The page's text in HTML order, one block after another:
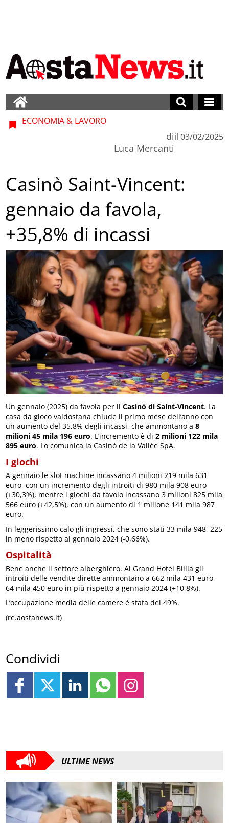
ECONOMIA & LAVORO
di
Luca Mercanti
il 03/02/2025
Casinò Saint-Vincent:
gennaio da favola,
+35,8% di incassi
Un gennaio (2025) da favola per ilCasinò di Saint-Vincent. La
casa da gioco valdostana chiude il primo mese dell’anno con
un aumento del 35,8% degli incassi, che ammontano a8
milioni 45 mila 196 euro. L’incremento è di 2 milioni 122 mila
895 euro. Lo comunica la Casinò de la Vallée SpA.
I giochi
A gennaio le slot machine incassano 4 milioni 219 mila 631
euro, con un incremento degli introiti di 980 mila 908 euro
(+30,3%), mentre i giochi da tavolo incassano 3 milioni 825 mila
566 euro (+42,5%), con un aumento di 1 milione 141 mila 987
euro.
In leggerissimo calo gli ingressi, che sono stati 33 mila 948, 225
in meno rispetto al gennaio 2024 (-0,66%).
Ospitalità
Bene anche il settore alberghiero. Al Grand Hotel Billia gli
introiti delle vendite dirette ammontano a 662 mila 431 euro,
64 mila 450 euro in più rispetto a gennaio 2024 (+10,8%).
L’occupazione media delle camere è stata del 49%.
(re.aostanews.it)
Condividi
ULTIME NEWS